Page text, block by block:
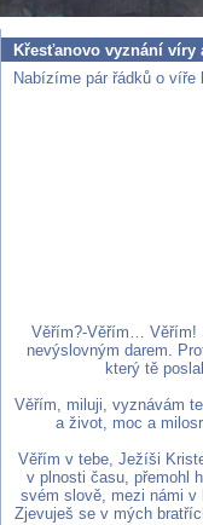
Křesťanovo vyznání víry
Nabízíme pár řádků o
Věřím?-Věřím… Věřím!
nevýslovným darem.
který tě
Věřím, miluji, vyznávám
a život, moc a
Věřím v tebe, Ježíši
v plnosti času, přemohl
svém slově, mezi námi
Zjevuješ se v mých